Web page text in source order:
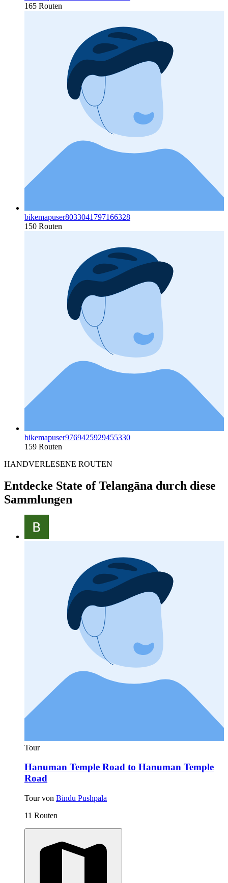
165 Routen
bikemapuser8033041797166328
150 Routen
bikemapuser9769425929455330
159 Routen
HANDVERLESENE ROUTEN
Entdecke State of Telangāna durch diese
Sammlungen
Tour
Hanuman Temple Road to Hanuman Temple
Road
Tour von Bindu Pushpala
11 Routen